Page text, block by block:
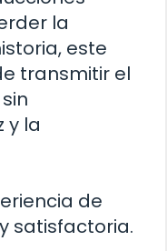
la
este
transmitir el
y la
de
satisfactoria.